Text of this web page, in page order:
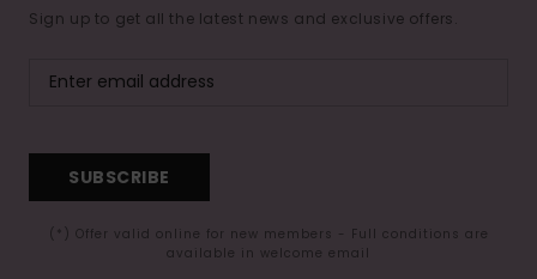
Sign up to get all the latest news and exclusive offers.
SUBSCRIBE
(*) Offer valid online for new members - Full conditions are
available in welcome email